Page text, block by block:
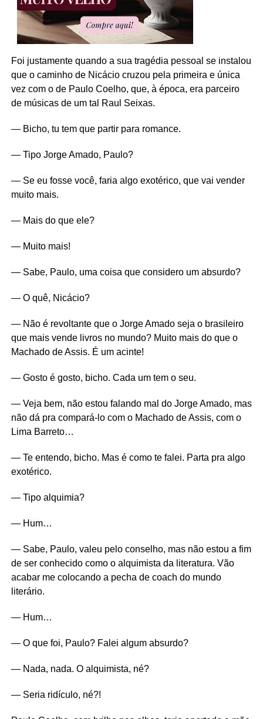
Foi justamente quando a sua tragédia pessoal se instalou
que o caminho de Nicácio cruzou pela primeira e única
vez com o de Paulo Coelho, que, à época, era parceiro
de músicas de um tal Raul Seixas.
— Bicho, tu tem que partir para romance.
— Tipo Jorge Amado, Paulo?
— Se eu fosse você, faria algo exotérico, que vai vender
muito mais.
— Mais do que ele?
— Muito mais!
— Sabe, Paulo, uma coisa que considero um absurdo?
— O quê, Nicácio?
— Não é revoltante que o Jorge Amado seja o brasileiro
que mais vende livros no mundo? Muito mais do que o
Machado de Assis. É um acinte!
— Gosto é gosto, bicho. Cada um tem o seu.
— Veja bem, não estou falando mal do Jorge Amado, mas
não dá pra compará-lo com o Machado de Assis, com o
Lima Barreto…
— Te entendo, bicho. Mas é como te falei. Parta pra algo
exotérico.
— Tipo alquimia?
— Hum…
— Sabe, Paulo, valeu pelo conselho, mas não estou a fim
de ser conhecido como o alquimista da literatura. Vão
acabar me colocando a pecha de coach do mundo
literário.
— Hum…
— O que foi, Paulo? Falei algum absurdo?
— Nada, nada. O alquimista, né?
— Seria ridículo, né?!